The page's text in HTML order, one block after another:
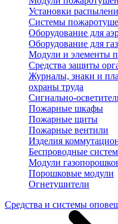
Установки
Системы
Оборудование для
Оборудование для
Модули и элементы
Средства защиты
Журналы, знаки и
охраны труда
Сигнально-
Пожарные шкафы
Пожарные щиты
Пожарные вентили
Изделия
Беспроводные
Модули
Порошковые модули
Огнетушители
Средства и системы